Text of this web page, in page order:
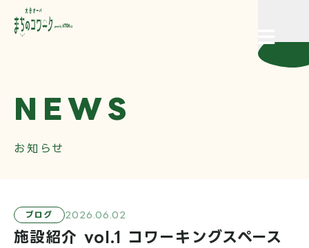
施設概要
料金・ご利用方法
NEWS
お知らせ
ブログ 2026.06.02
施設紹介 vol.1 コワーキングスペース